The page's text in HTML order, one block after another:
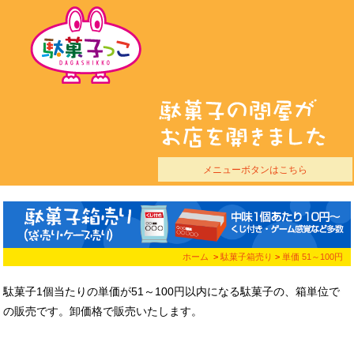
メニューボタンはこちら
ホーム > 駄菓子箱売り > 単価 51～100円
駄菓子1個当たりの単価が51～100円以内になる駄菓子の、箱単位で
の販売です。卸価格で販売いたします。